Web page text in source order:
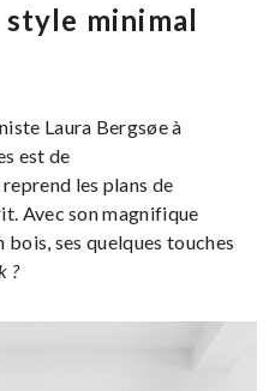
style minimal
Laura Bergsøe à
est de
les plans de
Avec son magnifique
bois, ses quelques touches
?